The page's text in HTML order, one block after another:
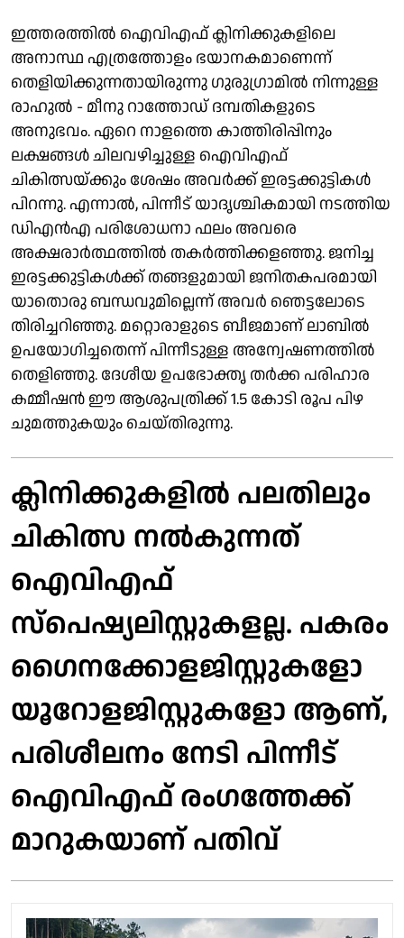
ഇത്തരത്തിൽ ഐവിഎഫ് ക്ലിനിക്കുകളിലെ
അനാസ്ഥ എത്രത്തോളം ഭയാനകമാണെന്ന്
തെളിയിക്കുന്നതായിരുന്നു ഗുരുഗ്രാമിൽ നിന്നുള്ള
രാഹുൽ - മീനു റാത്തോഡ് ദമ്പതികളുടെ
അനുഭവം. ഏറെ നാളത്തെ കാത്തിരിപ്പിനും
ലക്ഷങ്ങൾ ചിലവഴിച്ചുള്ള ഐവിഎഫ്
ചികിത്സയ്ക്കും ശേഷം അവർക്ക് ഇരട്ടക്കുട്ടികൾ
പിറന്നു. എന്നാൽ, പിന്നീട് യാദൃശ്ചികമായി നടത്തിയ
ഡിഎൻഎ പരിശോധനാ ഫലം അവരെ
അക്ഷരാർത്ഥത്തിൽ തകർത്തിക്കളഞ്ഞു. ജനിച്ച
ഇരട്ടക്കുട്ടികൾക്ക് തങ്ങളുമായി ജനിതകപരമായി
യാതൊരു ബന്ധവുമില്ലെന്ന് അവർ ഞെട്ടലോടെ
തിരിച്ചറിഞ്ഞു. മറ്റൊരാളുടെ ബീജമാണ് ലാബിൽ
ഉപയോഗിച്ചതെന്ന് പിന്നീടുള്ള അന്വേഷണത്തിൽ
തെളിഞ്ഞു. ദേശീയ ഉപഭോക്തൃ തർക്ക പരിഹാര
കമ്മീഷൻ ഈ ആശുപത്രിക്ക് 1.5 കോടി രൂപ പിഴ
ചുമത്തുകയും ചെയ്തിരുന്നു.
ക്ലിനിക്കുകളിൽ പലതിലും
ചികിത്സ നൽകുന്നത്
ഐവിഎഫ്
സ്പെഷ്യലിസ്റ്റുകളല്ല. പകരം
ഗൈനക്കോളജിസ്റ്റുകളോ
യൂറോളജിസ്റ്റുകളോ ആണ്,
പരിശീലനം നേടി പിന്നീട്
ഐവിഎഫ് രംഗത്തേക്ക്
മാറുകയാണ് പതിവ്